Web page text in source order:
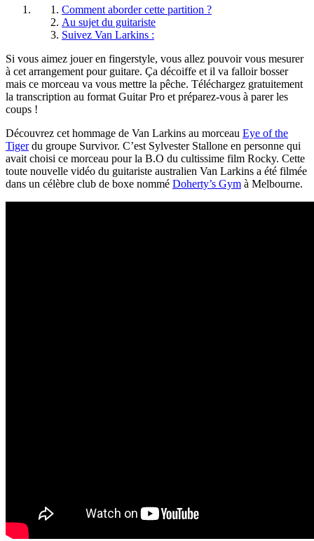
Comment aborder cette partition ?
Au sujet du guitariste
Suivez Van Larkins :
Si vous aimez jouer en fingerstyle, vous allez pouvoir vous mesurer
à cet arrangement pour guitare. Ça décoiffe et il va falloir bosser
mais ce morceau va vous mettre la pêche. Téléchargez gratuitement
la transcription au format Guitar Pro et préparez-vous à parer les
coups !
Découvrez cet hommage de Van Larkins au morceau Eye of the
Tigerdu groupe Survivor. C’est Sylvester Stallone en personne qui
avait choisi ce morceau pour la B.O du cultissime film Rocky. Cette
toute nouvelle vidéo du guitariste australien Van Larkins a été filmée
dans un célèbre club de boxe nommé Doherty’s Gym à Melbourne.